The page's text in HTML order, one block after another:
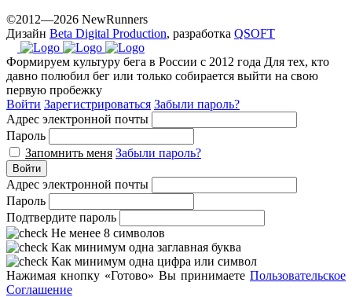
©2012—2026 NewRunners
Дизайн Beta Digital Production, разработка QSOFT
Формируем культуру бега в России с 2012 года Для тех, кто
давно полюбил бег или только собирается выйти на свою
первую пробежку
Войти Зарегистрироваться Забыли пароль?
Адрес электронной почты
Пароль
Запомнить меня Забыли пароль?
Войти
Адрес электронной почты
Пароль
Подтвердите пароль
Не менее 8 символов
Как минимум одна заглавная буква
Как минимум одна цифра или символ
Нажимая кнопку «Готово» Вы принимаете Пользовательское
Соглашение